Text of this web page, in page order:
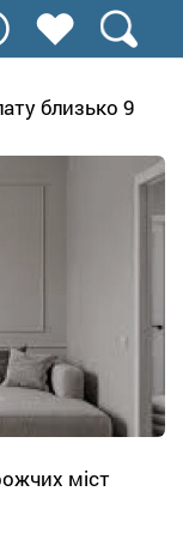
близько 9
міст